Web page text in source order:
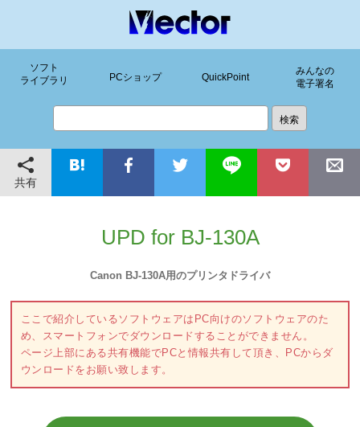
ソフト
ライブラリ
PCショップ QuickPoint
みんなの
電子署名
共有
UPD for BJ-130A
Canon BJ-130A用のプリンタドライバ
ここで紹介しているソフトウェアはPC向けのソフトウェアのた
め、スマートフォンでダウンロードすることができません。
ページ上部にある共有機能でPCと情報共有して頂き、PCからダ
ウンロードをお願い致します。